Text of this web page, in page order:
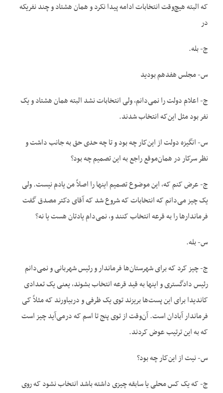
که البته هیچ‌وقت انتخابات ادامه پیدا نکرد و همان هشتاد و چند نفریکه
در
ج- بله.
س- مجلس هفدهم بودید
ج- اعلام دولت را نمی‌دانم، ولی انتخابات نشد البته همان هشتاد و یک
نفر بود مثل این‌که انتخاب شدند.
س- انگیزه دولت از این‌کار چه بود و تا چه حدی حق به جانب داشت و
نظر سرکار در همان‌موقع راجع به این تصمیم چه بود؟
ج- عرض کنم که، این موضوع تصمیم اینها را اصلاً من یادم نیست. ولی
یک چیز می‌دانم که انتخابات که شروع شد که آقای دکتر مصدق گفت
فرماندارها را به قرعه انتخاب کنند و، نمی‌دام یادتان هست یا نه؟
س- بله.
ج- چیز کرد که برای شهرستان‌ها فرماندار و رئیس شهربانی و نمی‌دانم
رئیس دادگستری و اینها به قید قرعه انتخاب بشوند، یعنی یک تعدادی
کاندیدا برای این پست‌ها بریزند توی یک ظرفی و دربیاورند که مثلاً کی
فرماندار آبادان است. آن‌وقت از توی پنج تا اسم که درمی‌آید چیز است
که به این ترتیب عوض کردند.
س- نیت از این‌کار چه بود؟
ج- که یک کس محلی یا سابقه چیزی داشته باشد انتخاب نشود که روی